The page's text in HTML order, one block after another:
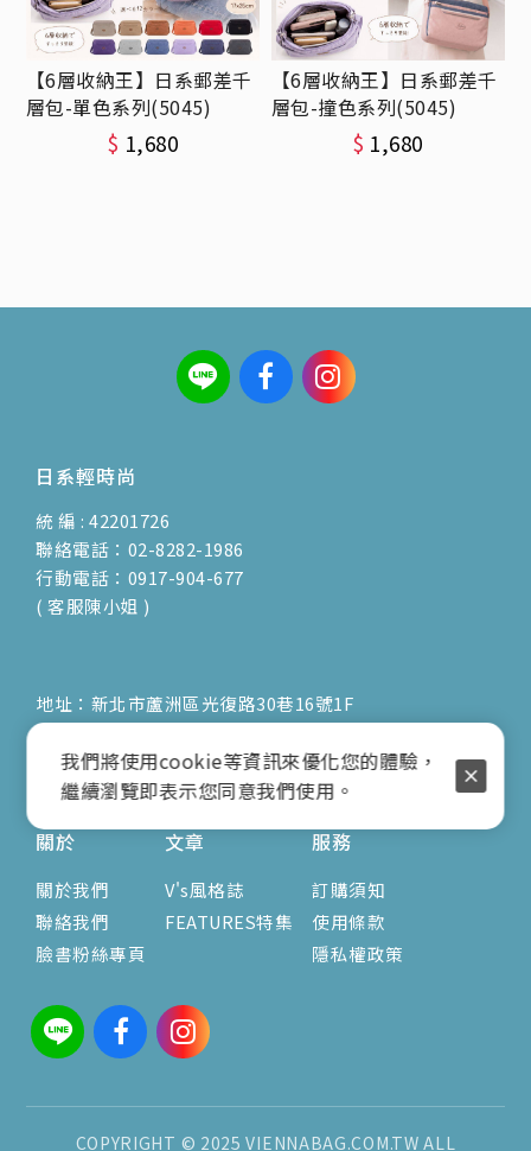
【6層收納王】日系郵差千
層包-單色系列(5045)
$ 1,680
【6層收納王】日系郵差千
層包-撞色系列(5045)
$ 1,680
日系輕時尚
統 編 : 42201726
聯絡電話：02-8282-1986
行動電話：0917-904-677
( 客服陳小姐 )
地址：新北市蘆洲區光復路30巷16號1F
E-mail：vienna.twn@msa.hinet.net
營業時間：9:00am-17:00pm
( 公休日詳見臉書粉專置頂文 )
關於
關於我們
聯絡我們
臉書粉絲專頁
文章
V's風格誌
FEATURES特集
服務
訂購須知
使用條款
隱私權政策
COPYRIGHT © 2025 VIENNABAG.COM.TW ALL
我們將使用cookie等資訊來優化您的體驗，
繼續瀏覽即表示您同意我們使用。